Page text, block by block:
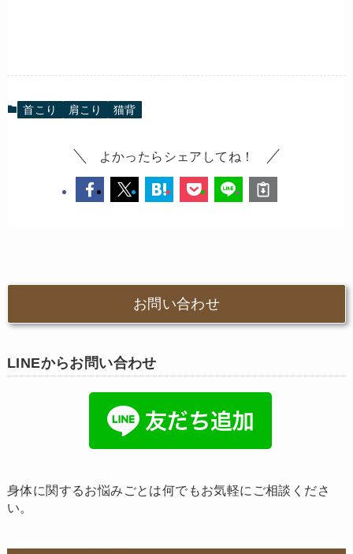
首こり 肩こり 猫背
よかったらシェアしてね！
お問い合わせ
LINEからお問い合わせ
身体に関するお悩みごとは何でもお気軽にご相談くださ
い。